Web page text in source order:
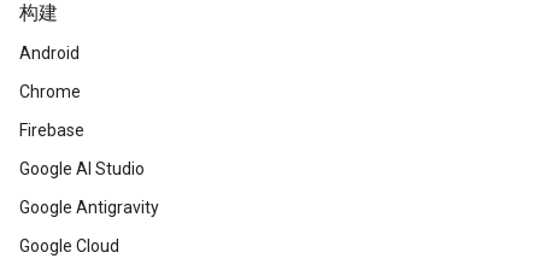
构建
Android
Chrome
Firebase
Google AI Studio
Google Antigravity
Google Cloud